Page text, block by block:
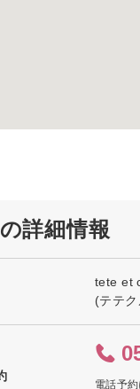
詳細情報
tete et
(テテ
電話予